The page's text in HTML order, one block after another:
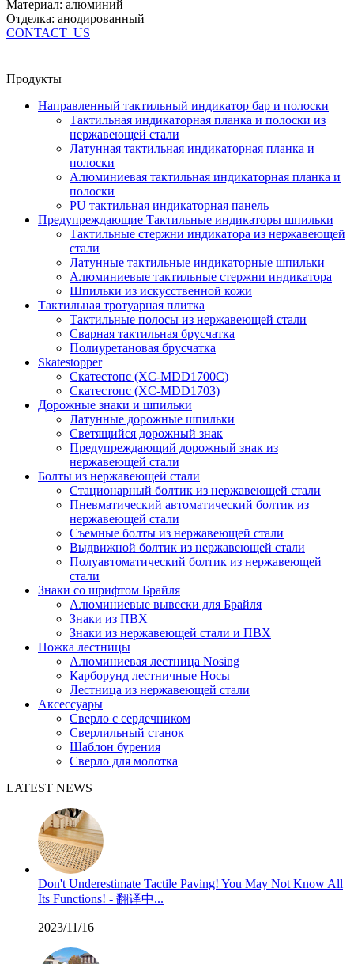
Материал: алюминий
Отделка: анодированный
CONTACT_US
Продукты
Направленный тактильный индикатор бар и полоски
Тактильная индикаторная планка и полоски из
нержавеющей стали
Латунная тактильная индикаторная планка и
полоски
Алюминиевая тактильная индикаторная планка и
полоски
PU тактильная индикаторная панель
Предупреждающие Тактильные индикаторы шпильки
Тактильные стержни индикатора из нержавеющей
стали
Латунные тактильные индикаторные шпильки
Алюминиевые тактильные стержни индикатора
Шпильки из искусственной кожи
Тактильная тротуарная плитка
Тактильные полосы из нержавеющей стали
Сварная тактильная брусчатка
Полиуретановая брусчатка
Skatestopper
Скатестопс (XC-MDD1700C)
Скатестопс (XC-MDD1703)
Дорожные знаки и шпильки
Латунные дорожные шпильки
Светящийся дорожный знак
Предупреждающий дорожный знак из
нержавеющей стали
Болты из нержавеющей стали
Стационарный болтик из нержавеющей стали
Пневматический автоматический болтик из
нержавеющей стали
Съемные болты из нержавеющей стали
Выдвижной болтик из нержавеющей стали
Полуавтоматический болтик из нержавеющей
стали
Знаки со шрифтом Брайля
Алюминиевые вывески для Брайля
Знаки из ПВХ
Знаки из нержавеющей стали и ПВХ
Ножка лестницы
Алюминиевая лестница Nosing
Карборунд лестничные Носы
Лестница из нержавеющей стали
Аксессуары
Сверло с сердечником
Сверлильный станок
Шаблон бурения
Сверло для молотка
LATEST NEWS
Don't Underestimate Tactile Paving! You May Not Know All
Its Functions! - 翻译中...
2023/11/16